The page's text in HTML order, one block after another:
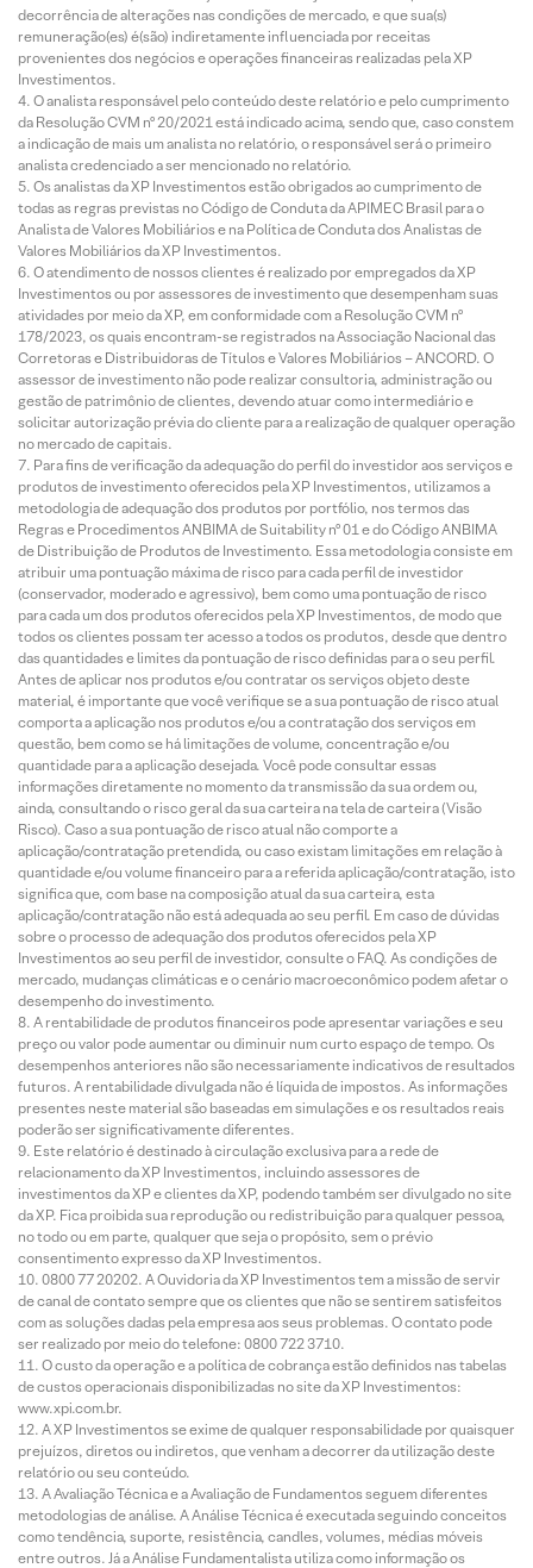
decorrência de alterações nas condições de mercado, e que sua(s)
remuneração(es) é(são) indiretamente influenciada por receitas
provenientes dos negócios e operações financeiras realizadas pela XP
Investimentos.
O analista responsável pelo conteúdo deste relatório e pelo cumprimento
da Resolução CVM nº 20/2021 está indicado acima, sendo que, caso constem
a indicação de mais um analista no relatório, o responsável será o primeiro
analista credenciado a ser mencionado no relatório.
Os analistas da XP Investimentos estão obrigados ao cumprimento de
todas as regras previstas no Código de Conduta da APIMEC Brasil para o
Analista de Valores Mobiliários e na Política de Conduta dos Analistas de
Valores Mobiliários da XP Investimentos.
O atendimento de nossos clientes é realizado por empregados da XP
Investimentos ou por assessores de investimento que desempenham suas
atividades por meio da XP, em conformidade com a Resolução CVM nº
178/2023, os quais encontram-se registrados na Associação Nacional das
Corretoras e Distribuidoras de Títulos e Valores Mobiliários – ANCORD. O
assessor de investimento não pode realizar consultoria, administração ou
gestão de patrimônio de clientes, devendo atuar como intermediário e
solicitar autorização prévia do cliente para a realização de qualquer operação
no mercado de capitais.
Para fins de verificação da adequação do perfil do investidor aos serviços e
produtos de investimento oferecidos pela XP Investimentos, utilizamos a
metodologia de adequação dos produtos por portfólio, nos termos das
Regras e Procedimentos ANBIMA de Suitability nº 01 e do Código ANBIMA
de Distribuição de Produtos de Investimento. Essa metodologia consiste em
atribuir uma pontuação máxima de risco para cada perfil de investidor
(conservador, moderado e agressivo), bem como uma pontuação de risco
para cada um dos produtos oferecidos pela XP Investimentos, de modo que
todos os clientes possam ter acesso a todos os produtos, desde que dentro
das quantidades e limites da pontuação de risco definidas para o seu perfil.
Antes de aplicar nos produtos e/ou contratar os serviços objeto deste
material, é importante que você verifique se a sua pontuação de risco atual
comporta a aplicação nos produtos e/ou a contratação dos serviços em
questão, bem como se há limitações de volume, concentração e/ou
quantidade para a aplicação desejada. Você pode consultar essas
informações diretamente no momento da transmissão da sua ordem ou,
ainda, consultando o risco geral da sua carteira na tela de carteira (Visão
Risco). Caso a sua pontuação de risco atual não comporte a
aplicação/contratação pretendida, ou caso existam limitações em relação à
quantidade e/ou volume financeiro para a referida aplicação/contratação, isto
significa que, com base na composição atual da sua carteira, esta
aplicação/contratação não está adequada ao seu perfil. Em caso de dúvidas
sobre o processo de adequação dos produtos oferecidos pela XP
Investimentos ao seu perfil de investidor, consulte o FAQ. As condições de
mercado, mudanças climáticas e o cenário macroeconômico podem afetar o
desempenho do investimento.
A rentabilidade de produtos financeiros pode apresentar variações e seu
preço ou valor pode aumentar ou diminuir num curto espaço de tempo. Os
desempenhos anteriores não são necessariamente indicativos de resultados
futuros. A rentabilidade divulgada não é líquida de impostos. As informações
presentes neste material são baseadas em simulações e os resultados reais
poderão ser significativamente diferentes.
Este relatório é destinado à circulação exclusiva para a rede de
relacionamento da XP Investimentos, incluindo assessores de
investimentos da XP e clientes da XP, podendo também ser divulgado no site
da XP. Fica proibida sua reprodução ou redistribuição para qualquer pessoa,
no todo ou em parte, qualquer que seja o propósito, sem o prévio
consentimento expresso da XP Investimentos.
0800 77 20202. A Ouvidoria da XP Investimentos tem a missão de servir
de canal de contato sempre que os clientes que não se sentirem satisfeitos
com as soluções dadas pela empresa aos seus problemas. O contato pode
ser realizado por meio do telefone: 0800 722 3710.
O custo da operação e a política de cobrança estão definidos nas tabelas
de custos operacionais disponibilizadas no site da XP Investimentos:
www.xpi.com.br.
A XP Investimentos se exime de qualquer responsabilidade por quaisquer
prejuízos, diretos ou indiretos, que venham a decorrer da utilização deste
relatório ou seu conteúdo.
A Avaliação Técnica e a Avaliação de Fundamentos seguem diferentes
metodologias de análise. A Análise Técnica é executada seguindo conceitos
como tendência, suporte, resistência, candles, volumes, médias móveis
entre outros. Já a Análise Fundamentalista utiliza como informação os